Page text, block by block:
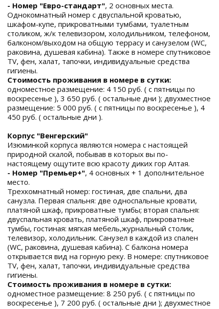
- Номер "Евро-стандарт", 2 основных места.
Однокомнатный номер с двуспальной кроватью,
шкафом-купе, прикроватными тумбами, туалетным
столиком, ж/к телевизором, холодильником, телефоном,
балконом/выходом на общую террасу и санузелом (WC,
раковина, душевая кабина). Также в номере спутниковое
TV, фен, халат, тапочки, индивидуальные средства
гигиены.
Стоимость проживания в номере в сутки:
одноместное размещение: 4 150 руб. ( с пятницы по
воскресенье ), 3 650 руб. ( остальные дни ); двухместное
размещение: 5 000 руб. ( с пятницы по воскресенье ), 4
450 руб. ( остальные дни ).
Корпус "Венгерский"
Изюминкой корпуса являются номера с настоящей
природной скалой, побывав в которых вы по-
настоящему ощутите всю красоту диких гор Алтая.
- Номер "Премьер+", 4 основных + 1 дополнительное
место.
Трехкомнатный номер: гостиная, две спальни, два
санузла. Первая спальня: две односпальные кровати,
платяной шкаф, прикроватные тумбы; вторая спальня:
двуспальная кровать, платяной шкаф, прикроватные
тумбы, гостиная: мягкая мебель,журнальный столик,
телевизор, холодильник. Санузел в каждой из спален
(WC, раковина, душевая кабина). С балкона номера
открывается вид на горную реку. В номере: спутниковое
TV, фен, халат, тапочки, индивидуальные средства
гигиены.
Стоимость проживания в номере в сутки:
одноместное размещение: 8 250 руб. ( с пятницы по
воскресенье ), 7 200 руб. ( остальные дни ); двухместное